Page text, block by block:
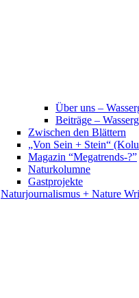
Über uns –
Beiträge –
Zwischen den Blättern
„Von Sein + Stein“
Magazin “Megatrends-?”
Naturkolumne
Gastprojekte
Naturjournalismus + Nature